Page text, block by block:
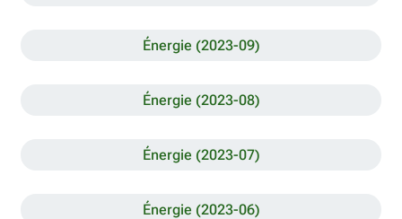
Énergie (2023-09)
Énergie (2023-08)
Énergie (2023-07)
Énergie (2023-06)